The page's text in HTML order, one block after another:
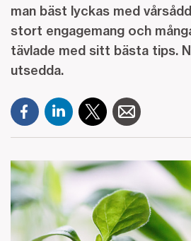
man bäst lyckas med
stort engagemang och
tävlade med sitt bästa tips.
utsedda.